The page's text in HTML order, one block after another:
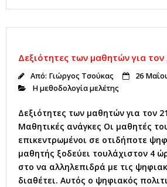
c
e
b
o
o
k
it
te
r
k
e
dI
n
ai
l
Δεξιότητες των μαθητών για
Από: Γιώργος Τσούκας
26
Η μεθοδολογία μελέτης
Δεξιότητες των μαθητών για τον
Μαθητικές ανάγκες Οι μαθητές
επικεντρωμένοι σε οτιδήποτε
μαθητής ξοδεύει τουλάχιστον 4
στο να αλληλεπιδρά με τις
διαθέτει. Αυτός ο ψηφιακός